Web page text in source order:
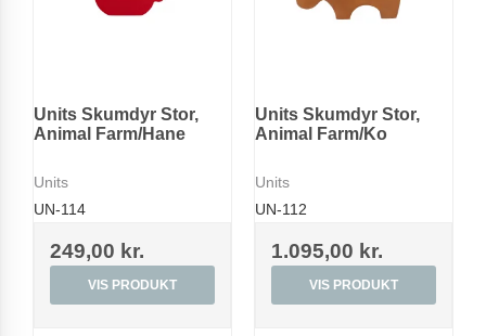
Units Skumdyr Stor,
Animal Farm/Hane
Units
UN-114
249,00 kr.
VIS PRODUKT
Units Skumdyr Stor,
Animal Farm/Ko
Units
UN-112
1.095,00 kr.
VIS PRODUKT